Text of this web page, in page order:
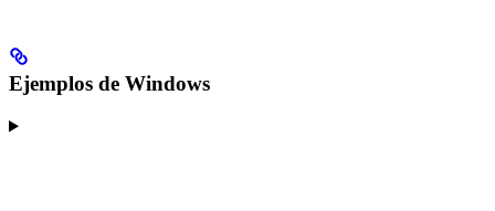
Ejemplos de Windows